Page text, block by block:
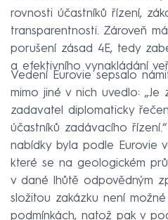
rovnosti účastníků řízení,
transparentnosti. Zároveň
porušení zásad 4E, tedy
a efektivního vynakládání
Vedení Eurovie sepsalo
mimo jiné v nich uvedlo: „Je
zadavatel diplomaticky
účastníků zadávacího
nabídky byla podle Eurovie
které se na geologickém
v dané lhůtě odpovědným
složitou zakázku není
podmínkách, natož pak v